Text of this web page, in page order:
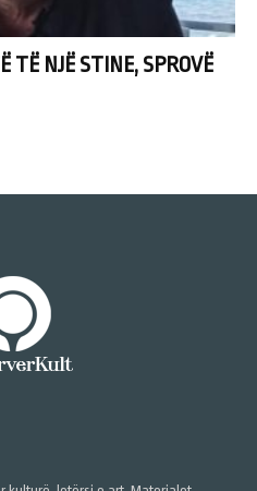
TË NJË STINE, SPROVË